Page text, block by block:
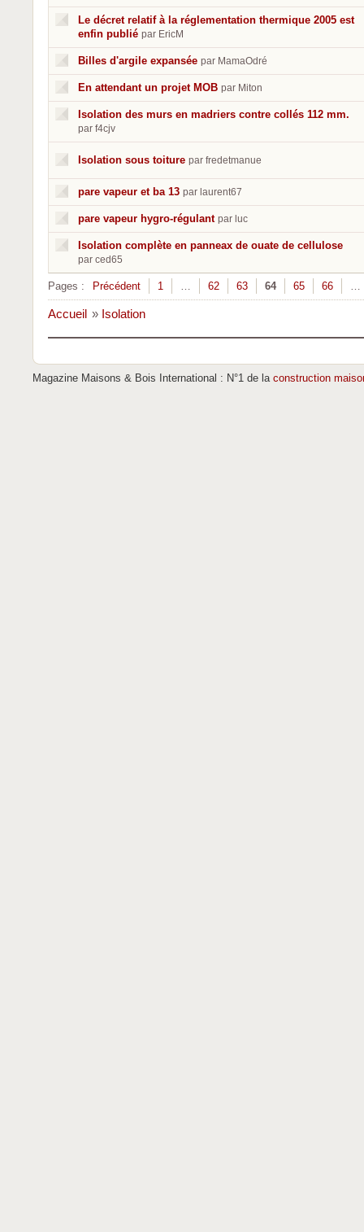
Le décret relatif à la réglementation thermique 2005 est
enfin publié par EricM
Billes d'argile expansée par MamaOdré
En attendant un projet MOB par Miton
Isolation des murs en madriers contre collés 112 mm.
par f4cjv
Isolation sous toiture par fredetmanue
pare vapeur et ba 13 par laurent67
pare vapeur hygro-régulant par luc
Isolation complète en panneax de ouate de cellulose
par ced65
Pages : Précédent 1 … 62 63 64 65 66 …
Accueil » Isolation
Magazine Maisons & Bois International : N°1 de la construction